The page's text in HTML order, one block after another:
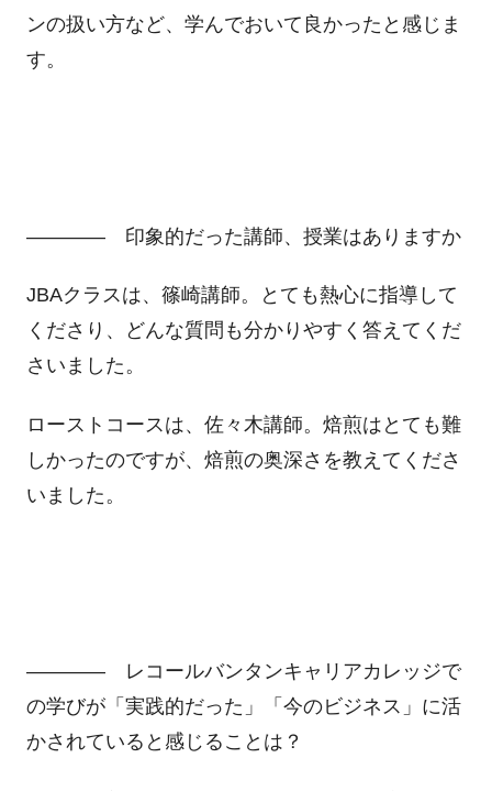
ンの扱い方など、学んでおいて良かったと感じま
す。
―――― 印象的だった講師、授業はありますか
JBAクラスは、篠崎講師。とても熱心に指導して
くださり、どんな質問も分かりやすく答えてくだ
さいました。
ローストコースは、佐々木講師。焙煎はとても難
しかったのですが、焙煎の奥深さを教えてくださ
いました。
―――― レコールバンタンキャリアカレッジで
の学びが「実践的だった」「今のビジネス」に活
かされていると感じることは？